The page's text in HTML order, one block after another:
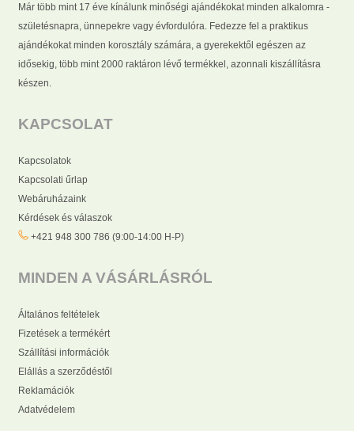
Már több mint 17 éve kínálunk minőségi ajándékokat minden alkalomra -
születésnapra, ünnepekre vagy évfordulóra. Fedezze fel a praktikus
ajándékokat minden korosztály számára, a gyerekektől egészen az
idősekig, több mint 2000 raktáron lévő termékkel, azonnali kiszállításra
készen.
KAPCSOLAT
Kapcsolatok
Kapcsolati űrlap
Webáruházaink
Kérdések és válaszok
+421 948 300 786 (9:00-14:00 H-P)
MINDEN A VÁSÁRLÁSRÓL
Általános feltételek
Fizetések a termékért
Szállítási információk
Elállás a szerződéstől
Reklamációk
Adatvédelem